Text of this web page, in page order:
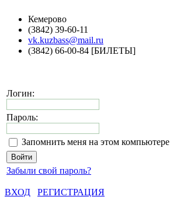
Кемерово
(3842) 39-60-11
vk.kuzbass@mail.ru
(3842) 66-00-84 [БИЛЕТЫ]
Логин:
Пароль:
Запомнить меня на этом компьютере
Забыли свой пароль?
ВХОД
РЕГИСТРАЦИЯ